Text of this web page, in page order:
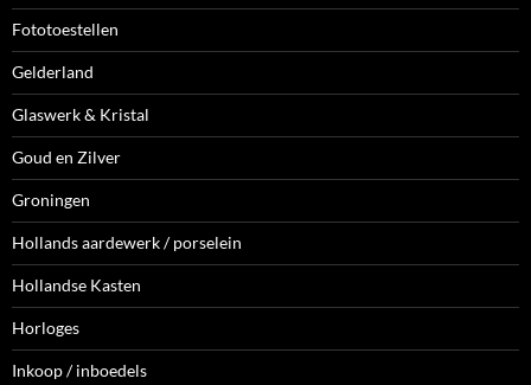
Fototoestellen
Gelderland
Glaswerk & Kristal
Goud en Zilver
Groningen
Hollands aardewerk / porselein
Hollandse Kasten
Horloges
Inkoop / inboedels